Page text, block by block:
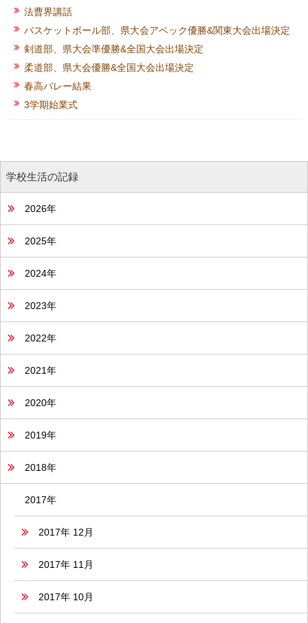
法曹界講話
バスケットボール部、県大会アベック優勝&関東大会出場決定
剣道部、県大会準優勝&全国大会出場決定
柔道部、県大会優勝&全国大会出場決定
春高バレー結果
3学期始業式
学校生活の記録
2026年
2025年
2024年
2023年
2022年
2021年
2020年
2019年
2018年
2017年
2017年 12月
2017年 11月
2017年 10月